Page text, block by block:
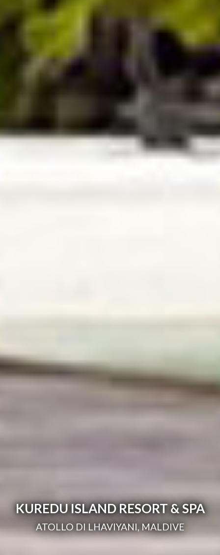
KUREDU ISLAND RESORT & SPA
ATOLLO DI LHAVIYANI, MALDIVE